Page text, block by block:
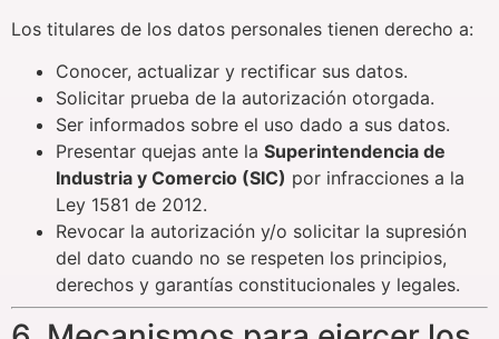
Los titulares de los datos personales tienen derecho a:
Conocer, actualizar y rectificar sus datos.
Solicitar prueba de la autorización otorgada.
Ser informados sobre el uso dado a sus datos.
Presentar quejas ante la Superintendencia de
Industria y Comercio (SIC) por infracciones a la
Ley 1581 de 2012.
Revocar la autorización y/o solicitar la supresión
del dato cuando no se respeten los principios,
derechos y garantías constitucionales y legales.